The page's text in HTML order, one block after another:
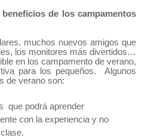
de los campamentos
muchos nuevos amigos que
los monitores más divertidos…
en los campamento de verano,
para los pequeños. Algunos
de verano son:
que podrá aprender
con la experiencia y no